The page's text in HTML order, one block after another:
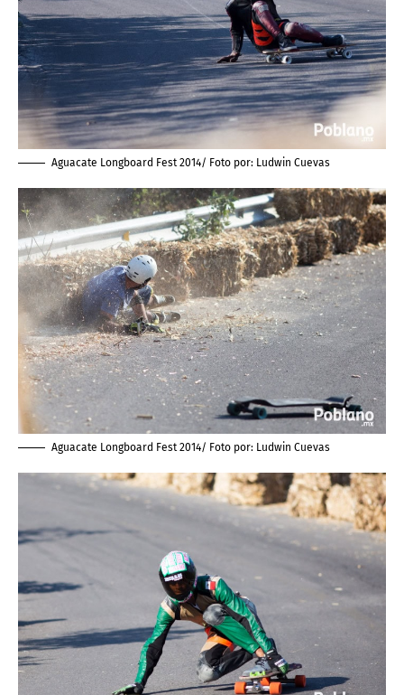
Aguacate Longboard Fest 2014/ Foto por: Ludwin Cuevas
Aguacate Longboard Fest 2014/ Foto por: Ludwin Cuevas